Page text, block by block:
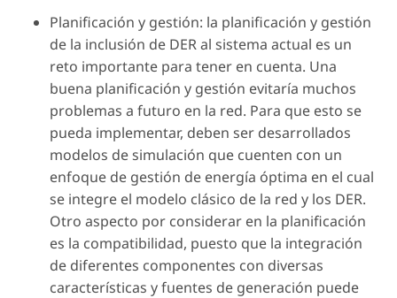
Planificación y gestión: la planificación y gestión
de la inclusión de DER al sistema actual es un
reto importante para tener en cuenta. Una
buena planificación y gestión evitaría muchos
problemas a futuro en la red. Para que esto se
pueda implementar, deben ser desarrollados
modelos de simulación que cuenten con un
enfoque de gestión de energía óptima en el cual
se integre el modelo clásico de la red y los DER.
Otro aspecto por considerar en la planificación
es la compatibilidad, puesto que la integración
de diferentes componentes con diversas
características y fuentes de generación puede